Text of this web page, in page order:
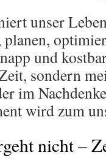
unser
und
sondern
im
wird zum
nicht –